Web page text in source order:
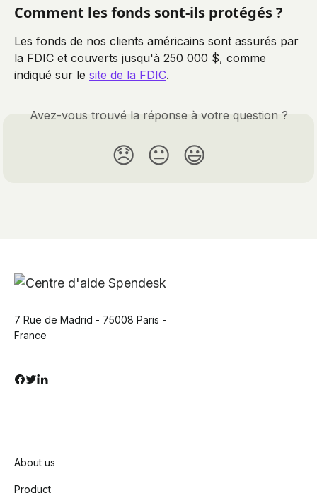
Comment les fonds sont-ils protégés ?
Les fonds de nos clients américains sont assurés par
la FDIC et couverts jusqu'à 250 000 $, comme
indiqué sur le site de la FDIC.
Avez-vous trouvé la réponse à votre question ?
😞 😐 😃
7 Rue de Madrid - 75008 Paris -
France
About us
Product